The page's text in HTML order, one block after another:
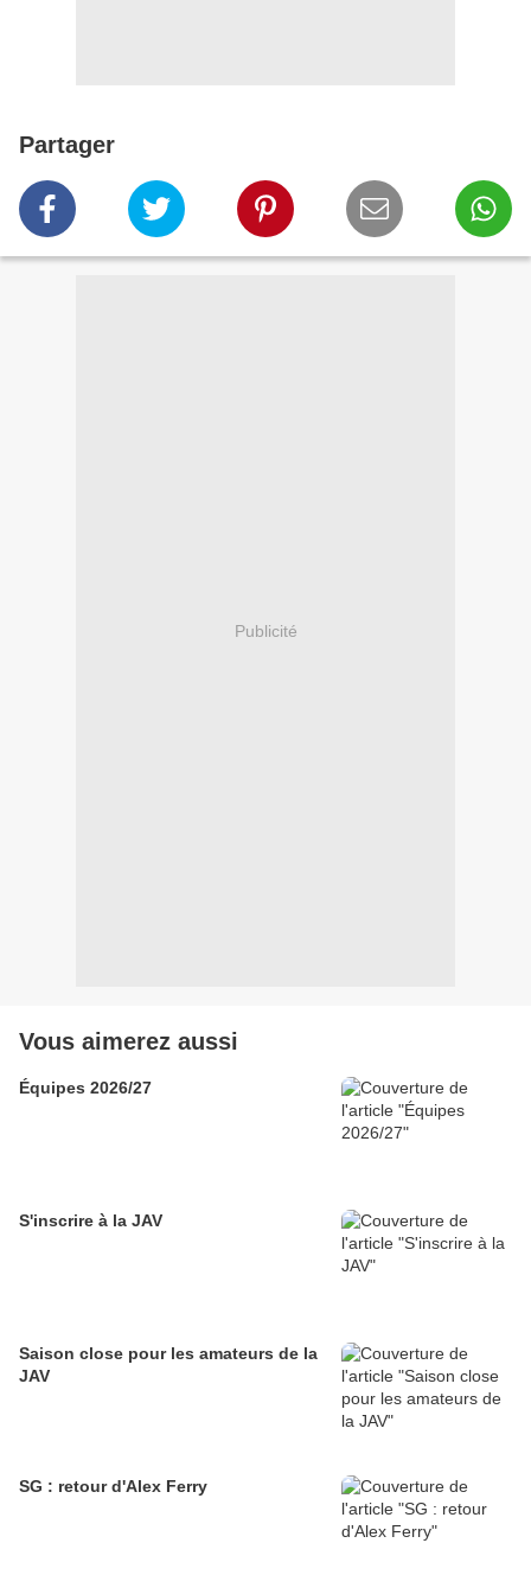
Partager
Publicité
Vous aimerez aussi
Équipes 2026/27
S'inscrire à la JAV
Saison close pour les amateurs de la
JAV
SG : retour d'Alex Ferry